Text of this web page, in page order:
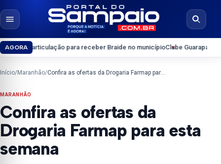
Pular para o conteúdo
Abrir menu
Abrir
AGORApara receber Braide no municípioClube Guarapary convoca
Início/Maranhão/ Confira as ofertas da Drogaria Farmap para esta semana
MARANHÃO
Confira as ofertas da
Drogaria Farmap para esta
semana